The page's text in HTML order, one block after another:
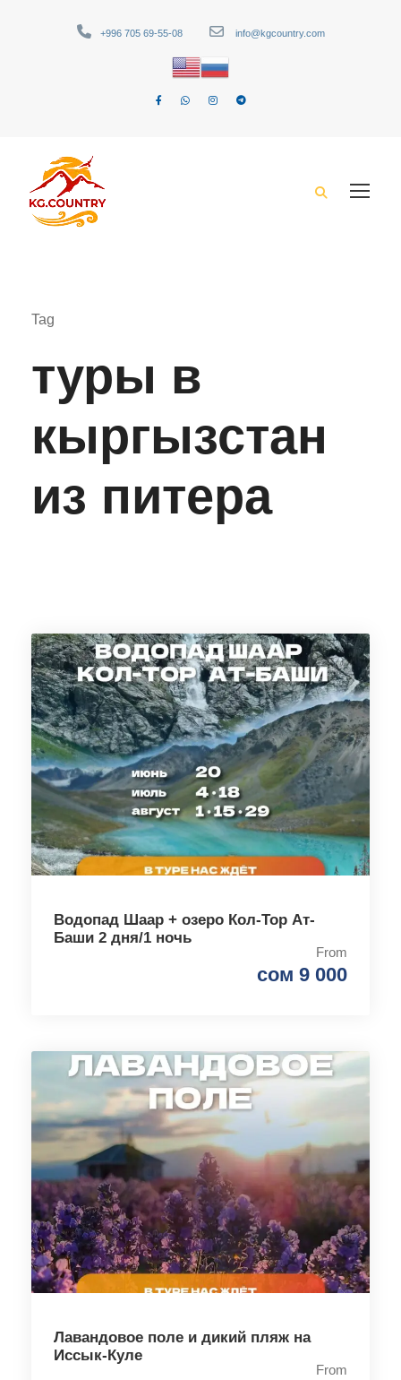
+996 705 69-55-08 info@kgcountry.com
Tag
туры в
кыргызстан
из питера
Водопад Шаар + озеро Кол-Тор Ат-
Баши 2 дня/1 ночь
From
сом 9 000
Лавандовое поле и дикий пляж на
Иссык-Куле
From